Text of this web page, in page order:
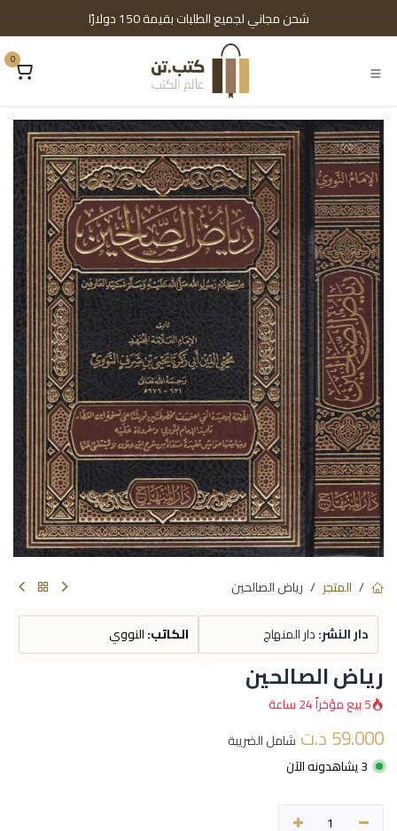
شحن مجاني لجميع الطلبات بقيمة 150 دولارًا
0
المتجر رياض الصالحين
دار النشر:دار المنهاج الكاتب:النووي
رياض الصالحين
5 بيع مؤخراً 24 ساعة
59.000د.ت شامل الضريبة
3 يشاهدونه الآن